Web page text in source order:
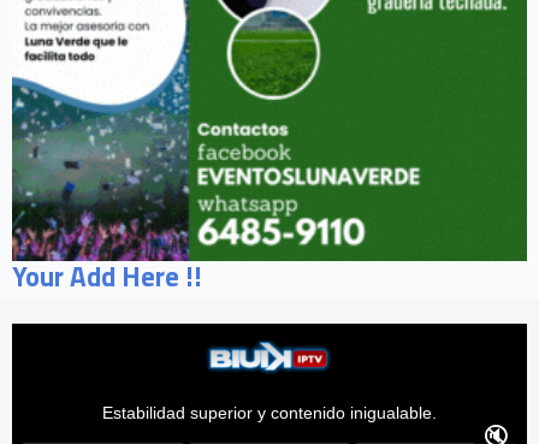
Your Add Here !!
Estabilidad superior y contenido inigualable.
🔇